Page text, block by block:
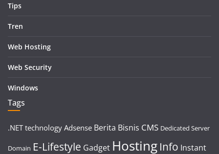
Tips
Tren
Web Hosting
Web Security
Windows
Tags
.NET technology Adsense Berita Bisnis CMS Dedicated Server
Domain E-Lifestyle Gadget Hosting Info Instant